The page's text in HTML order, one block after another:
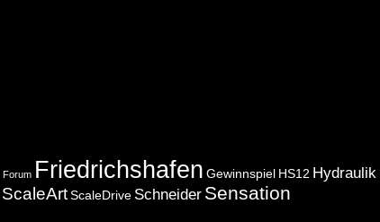
Forum Friedrichshafen Gewinnspiel HS12 Hydraulik
ScaleArtScaleDrive Schneider Sensation